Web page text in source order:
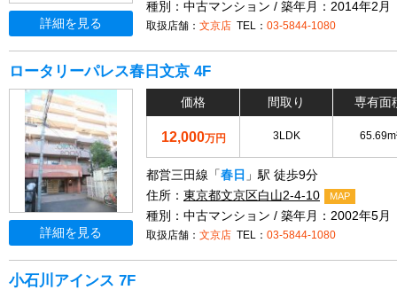
詳細を見る
種別：中古マンション / 築年月：2014年2月
取扱店舗： 文京店 TEL： 03-5844-1080
ロータリーパレス春日文京 4F
詳細を見る
価格 間取り 専有面
12,000万円 3LDK
都営三田線「 春日 」駅 徒歩9分
住所： 東京都文京区白山2-4-10 MAP
種別：中古マンション / 築年月：2002年5月
取扱店舗： 文京店 TEL： 03-5844-1080
小石川アインス 7F